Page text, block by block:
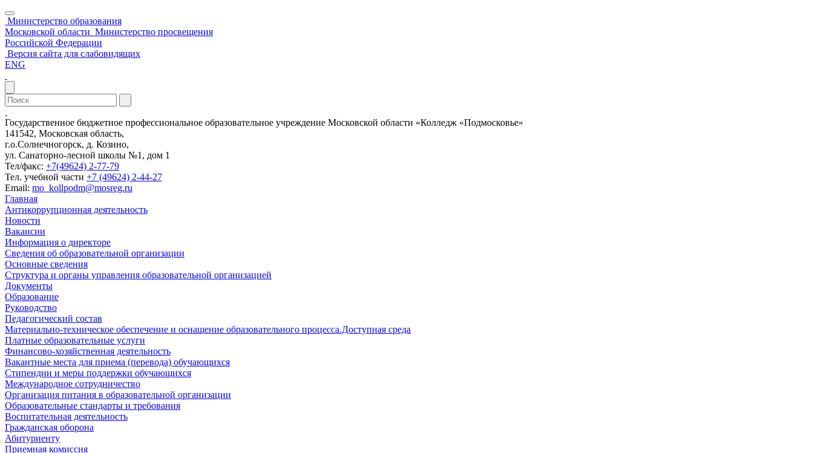
Министерство образования
Московской области Министерство просвещения
Российской Федерации
Версия сайта для слабовидящих
ENG
Государственное бюджетное профессиональное образовательное учреждение Московской области «Колледж «Подмосковье»
141542, Московская область,
г.о.Солнечногорск, д. Козино,
ул. Санаторно-лесной школы №1, дом 1
Тел/факс: +7(49624) 2-77-79
Тел. учебной части +7 (49624) 2-44-27
Email: mo_kollpodm@mosreg.ru
Главная
Антикоррупционная деятельность
Новости
Вакансии
Информация о директоре
Сведения об образовательной организации
Основные сведения
Структура и органы управления образовательной организацией
Документы
Образование
Руководство
Педагогический состав
Материально-техническое обеспечение и оснащение образовательного процесса.Доступная среда
Платные образовательные услуги
Финансово-хозяйственная деятельность
Вакантные места для приема (перевода) обучающихся
Стипендии и меры поддержки обучающихся
Международное сотрудничество
Организация питания в образовательной организации
Образовательные стандарты и требования
Воспитательная деятельность
Гражданская оборона
Абитуриенту
Приемная комиссия